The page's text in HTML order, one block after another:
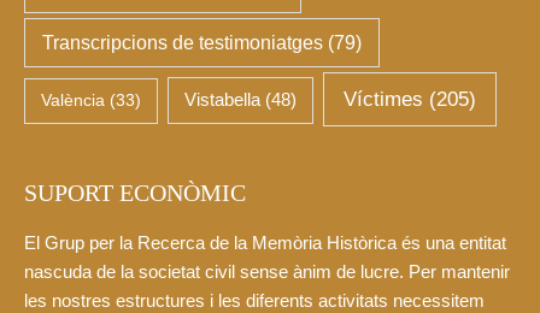
Transcripcions de testimoniatges (79)
València(33) Vistabella(48) Víctimes (205)
SUPORT ECONÒMIC
El Grup per la Recerca de la Memòria Històrica és una entitat
nascuda de la societat civil sense ànim de lucre. Per mantenir
les nostres estructures i les diferents activitats necessitem